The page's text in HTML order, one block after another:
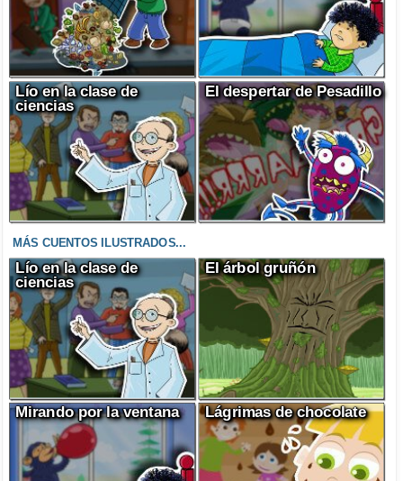
Lío en la clase de
ciencias
El despertar de Pesadillo
MÁS CUENTOS ILUSTRADOS...
Lío en la clase de
ciencias
El árbol gruñón
Mirando por la ventana Lágrimas de chocolate